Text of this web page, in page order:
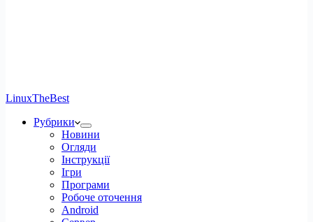
LinuxTheBest
Рубрики
Новини
Огляди
Інструкції
Ігри
Програми
Робоче оточення
Android